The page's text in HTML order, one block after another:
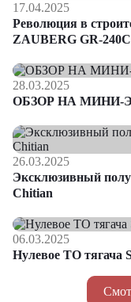
17.04.2025
Революция в
ZAUBERG GR-
28.03.2025
ОБЗОР НА МИНИ-
26.03.2025
Эксклюзивный
Chitian
06.03.2025
Нулевое ТО тягача